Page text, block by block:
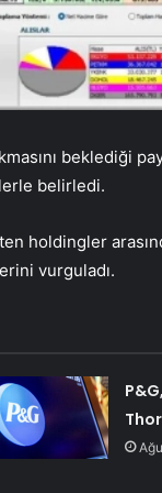
beklediği
belirledi.
holdingler
vurguladı.